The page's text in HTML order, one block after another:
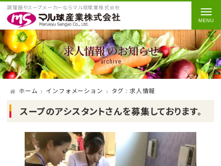
調理器やスープメーカーならマル球産業株式会社
求人情報 のお知らせ
archive
ホーム インフォメーション タグ : 求人情報
スープのアシスタントさんを募集しております。